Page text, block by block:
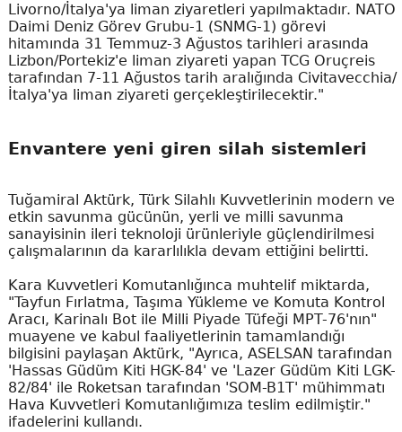
Livorno/İtalya'ya liman ziyaretleri yapılmaktadır. NATO
Daimi Deniz Görev Grubu-1 (SNMG-1) görevi
hitamında 31 Temmuz-3 Ağustos tarihleri arasında
Lizbon/Portekiz'e liman ziyareti yapan TCG Oruçreis
tarafından 7-11 Ağustos tarih aralığında Civitavecchia/
İtalya'ya liman ziyareti gerçekleştirilecektir."
Envantere yeni giren silah sistemleri
Tuğamiral Aktürk, Türk Silahlı Kuvvetlerinin modern ve
etkin savunma gücünün, yerli ve milli savunma
sanayisinin ileri teknoloji ürünleriyle güçlendirilmesi
çalışmalarının da kararlılıkla devam ettiğini belirtti.
Kara Kuvvetleri Komutanlığınca muhtelif miktarda,
"Tayfun Fırlatma, Taşıma Yükleme ve Komuta Kontrol
Aracı, Karinalı Bot ile Milli Piyade Tüfeği MPT-76'nın"
muayene ve kabul faaliyetlerinin tamamlandığı
bilgisini paylaşan Aktürk, "Ayrıca, ASELSAN tarafından
'Hassas Güdüm Kiti HGK-84' ve 'Lazer Güdüm Kiti LGK-
82/84' ile Roketsan tarafından 'SOM-B1T' mühimmatı
Hava Kuvvetleri Komutanlığımıza teslim edilmiştir."
ifadelerini kullandı.